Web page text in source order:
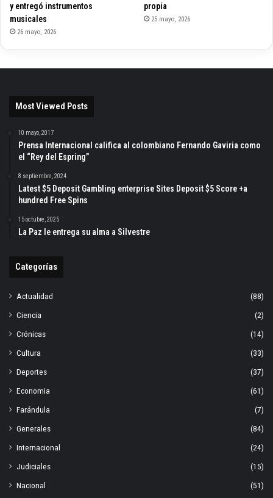
y entregó instrumentos
musicales
26 mayo, 2026
propia
25 mayo, 2026
Most Viewed Posts
10 mayo, 2017
Prensa Internacional califica al colombiano Fernando Gaviria como
el “Rey del Espring”
8 septiembre, 2024
Latest $5 Deposit Gambling enterprise Sites Deposit $5 Score +a
hundred Free Spins
15 octubre, 2025
La Paz le entrega su alma a Silvestre
Categorías
Actualidad
(88)
Ciencia
(2)
Crónicas
(14)
Cultura
(33)
Deportes
(37)
Economia
(61)
Farándula
(7)
Generales
(84)
Internacional
(24)
Judiciales
(15)
Nacional
(51)